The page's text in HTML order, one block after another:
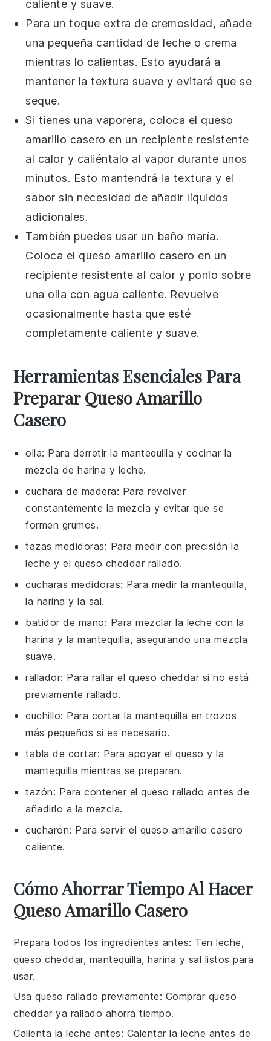
caliente y suave.
Para un toque extra de cremosidad, añade
una pequeña cantidad de leche o crema
mientras lo calientas. Esto ayudará a
mantener la textura suave y evitará que se
seque.
Si tienes una vaporera, coloca el queso
amarillo casero en un recipiente resistente
al calor y caliéntalo al vapor durante unos
minutos. Esto mantendrá la textura y el
sabor sin necesidad de añadir líquidos
adicionales.
También puedes usar un baño maría.
Coloca el queso amarillo casero en un
recipiente resistente al calor y ponlo sobre
una olla con agua caliente. Revuelve
ocasionalmente hasta que esté
completamente caliente y suave.
Herramientas Esenciales Para
Preparar Queso Amarillo
Casero
olla: Para derretir la mantequilla y cocinar la
mezcla de harina y leche.
cuchara de madera: Para revolver
constantemente la mezcla y evitar que se
formen grumos.
tazas medidoras: Para medir con precisión la
leche y el queso cheddar rallado.
cucharas medidoras: Para medir la mantequilla,
la harina y la sal.
batidor de mano: Para mezclar la leche con la
harina y la mantequilla, asegurando una mezcla
suave.
rallador: Para rallar el queso cheddar si no está
previamente rallado.
cuchillo: Para cortar la mantequilla en trozos
más pequeños si es necesario.
tabla de cortar: Para apoyar el queso y la
mantequilla mientras se preparan.
tazón: Para contener el queso rallado antes de
añadirlo a la mezcla.
cucharón: Para servir el queso amarillo casero
caliente.
Cómo Ahorrar Tiempo Al Hacer
Queso Amarillo Casero
Prepara todos los ingredientes antes: Tenleche,
queso cheddar, mantequilla,harina y sal listos para
usar.
Usa queso rallado previamente: Comprar queso
cheddar ya rallado ahorra tiempo.
Calienta la leche antes: Calentar la leche antes de